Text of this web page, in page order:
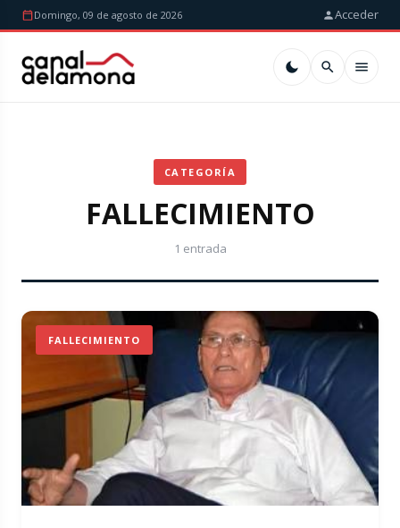
Domingo, 09 de agosto de 2026 Acceder
CATEGORÍA
FALLECIMIENTO
1 entrada
FALLECIMIENTO